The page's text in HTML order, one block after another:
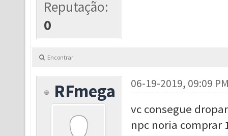
Reputação:
0
Encontrar
RFmega 06-19-2019, 09:09
vc consegue
npc noria comprar